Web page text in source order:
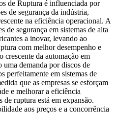
de Ruptura é influenciada por
de segurança da indústria,
na eficiência operacional. A
de segurança em sistemas de alta
a inovar, levando ao
com melhor desempenho e
da automação em
uma demanda por discos de
perfeitamente em sistemas de
que as empresas se esforçam
e melhorar a eficiência
ruptura está em expansão.
aos preços e a concorrência